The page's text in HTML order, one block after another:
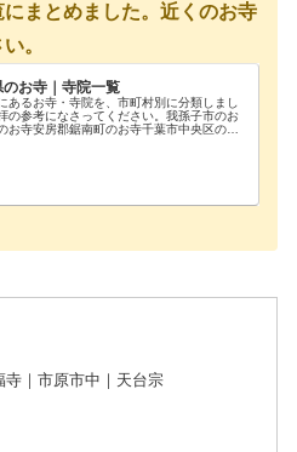
まとめました。近くのお寺
。
のお寺｜寺院一覧
あるお寺・寺院を、市町村別に分類しまし
の参考になさってください。我孫子市のお
お寺安房郡鋸南町のお寺千葉市中央区のお
寺｜市原市中｜天台宗